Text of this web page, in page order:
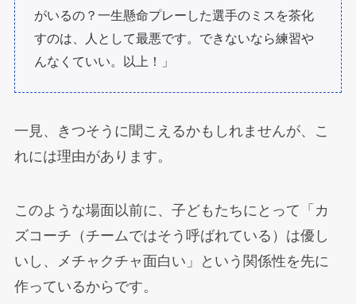
がいるの？一生懸命プレーした選手のミスを茶化
すのは、人として最悪です。できないなら練習や
んなくていい。以上！」
一見、きつそうに聞こえるかもしれませんが、こ
れには理由があります。
このような場面以前に、子どもたちにとって「カ
ズコーチ（チームではそう呼ばれている）は優し
いし、メチャクチャ面白い」という関係性を先に
作っているからです。